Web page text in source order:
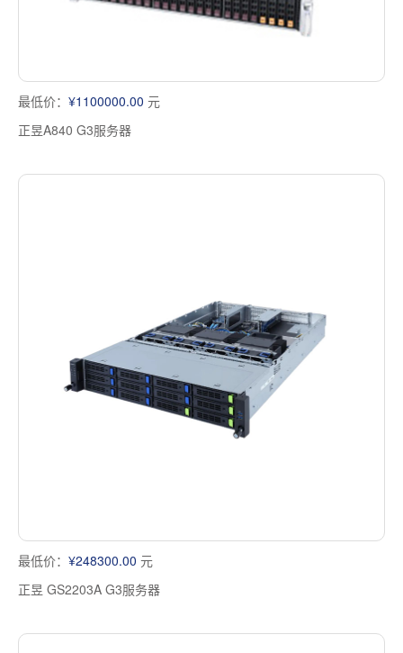
最低价： ¥1100000.00 元
正昱A840 G3服务器
最低价： ¥248300.00 元
正昱 GS2203A G3服务器